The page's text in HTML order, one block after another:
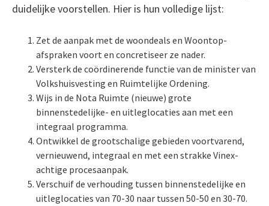
duidelijke voorstellen. Hier is hun volledige lijst:
Zet de aanpak met de woondeals en Woontop-
afspraken voort en concretiseer ze nader.
Versterk de coördinerende functie van de minister van
Volkshuisvesting en Ruimtelijke Ordening.
Wijs in de Nota Ruimte (nieuwe) grote
binnenstedelijke- en uitleglocaties aan met een
integraal programma.
Ontwikkel de grootschalige gebieden voortvarend,
vernieuwend, integraal en met een strakke Vinex-
achtige procesaanpak.
Verschuif de verhouding tussen binnenstedelijke en
uitleglocaties van 70-30 naar tussen 50-50 en 30-70.